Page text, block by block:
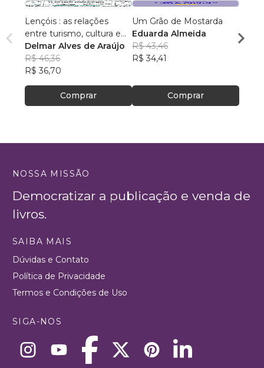
Lençóis : as relações
entre turismo, cultura e
ambiente
Delmar Alves de Araújo
R$ 46,36
R$ 36,70
Comprar
Um Grão de Mostarda
Eduarda Almeida
R$ 43,46
R$ 34,41
Comprar
Aulas
NOSSA MISSÃO
Democratizar a publicação e venda de
livros.
SAIBA MAIS
Dúvidas e Contato
Política de Privacidade
Termos e Condições de Uso
SIGA-NOS